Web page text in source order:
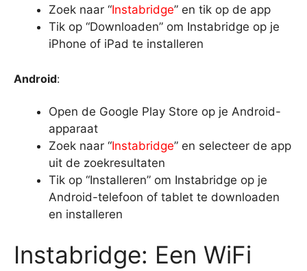
Zoek naar “Instabridge” en tik op de app
Tik op “Downloaden” om Instabridge op je
iPhone of iPad te installeren
Android:
Open de Google Play Store op je Android-
apparaat
Zoek naar “Instabridge” en selecteer de app
uit de zoekresultaten
Tik op “Installeren” om Instabridge op je
Android-telefoon of tablet te downloaden
en installeren
Instabridge: Een WiFi